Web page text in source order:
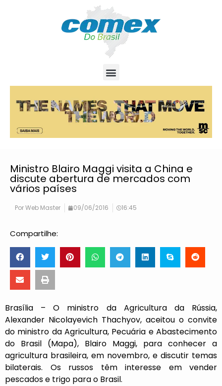
Ministro Blairo Maggi visita a China e
discute abertura de mercados com
vários países
PorWeb Master 09/06/2016 16:45
Compartilhe:
Brasília – O ministro da Agricultura da Rússia,
Alexander Nicolayevich Thachyov, aceitou o convite
do ministro da Agricultura, Pecuária e Abastecimento
do Brasil (Mapa), Blairo Maggi, para conhecer a
agricultura brasileira, em novembro, e discutir temas
bilaterais. Os russos têm interesse em vender
pescados e trigo para o Brasil.